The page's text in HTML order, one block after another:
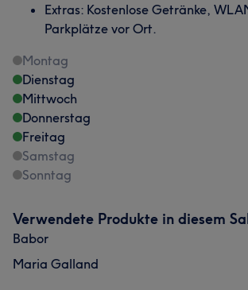
Extras: Kostenlose Getränke,
Parkplätze vor Ort.
Montag
Dienstag
Mittwoch
Donnerstag
Freitag
Samstag
Sonntag
Verwendete Produkte in diesem
Babor
Maria Galland